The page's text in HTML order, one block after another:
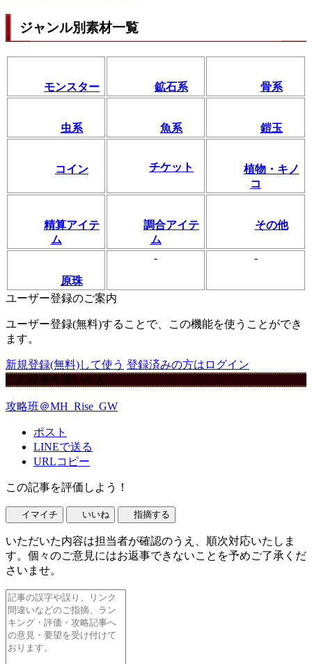
ジャンル別素材一覧
モンスター 鉱石系 骨系
虫系 魚系 鎧玉
コイン チケット
植物・キノ
コ
精算アイテ
ム
調合アイテ
ム
その他
原珠
- -
ユーザー登録のご案内
ユーザー登録(無料)することで、この機能を使うことができ
ます。
新規登録(無料)して使う 登録済みの方はログイン
この記事を書いた人
攻略班＠MH_Rise_GW
ポスト
LINEで送る
URLコピー
この記事を評価しよう！
イマイチ いいね 指摘する
いただいた内容は担当者が確認のうえ、順次対応いたしま
す。個々のご意見にはお返事できないことを予めご了承くだ
さいませ。